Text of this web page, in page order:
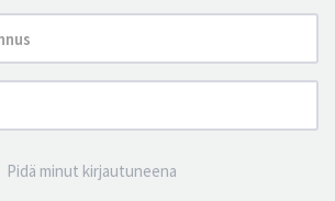
Pidä minut kirjautuneena